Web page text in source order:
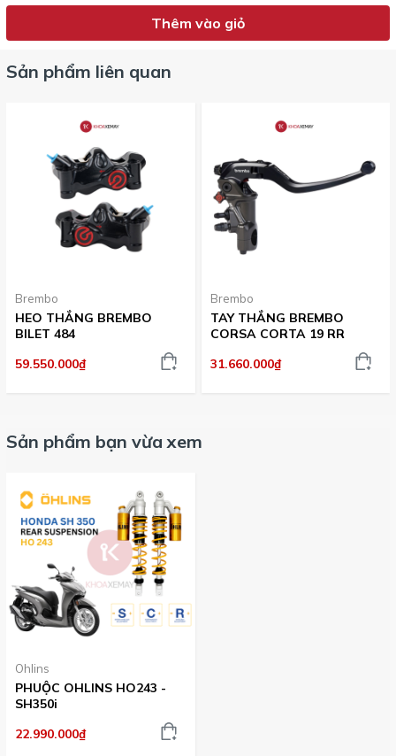
Giữ nguyên dáng xe zin, nhưng tăng độ “đầm” và “chất”
🔥Ohlins – Thương hiệu phuộc xe máy số 1 thế
Với hơn 40 năm kinh nghiệm trong lĩnh vực giảm xóc,
là lựa chọn hàng đầu cho xe mô tô và xe tay ga cao
cấp. Phuộc Ohlins không chỉ giúp tăng độ êm ái khi vận
hành mà còn nâng tầm giá trị và thẩm mỹ cho xe.
GÍA CÓ THỂ THAY ĐỔI TÙY THỜI ĐIỂM!!
Thêm vào giỏ
Sản phẩm liên quan
Brembo
HEO THẮNG BREMBO
BILET 484
59.550.000₫
Brembo
TAY THẮNG BREMBO
CORSA CORTA 19 RR
31.660.000₫
Sản phẩm bạn vừa xem
Ohlins
PHUỘC OHLINS HO243 -
SH350i
22.990.000₫